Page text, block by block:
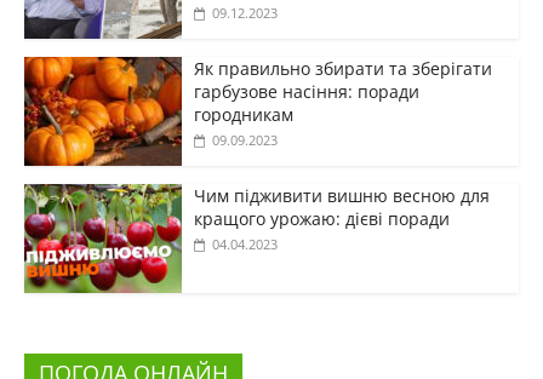
09.12.2023
Як правильно збирати та зберігати
гарбузове насіння: поради
городникам
09.09.2023
Чим підживити вишню весною для
кращого урожаю: дієві поради
04.04.2023
ПОГОДА ОНЛАЙН